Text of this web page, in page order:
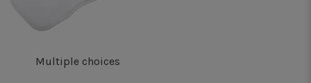
Multiple choices